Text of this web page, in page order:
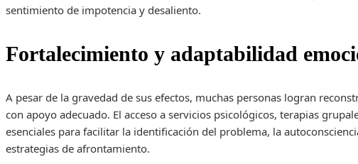
sentimiento de impotencia y desaliento.
Fortalecimiento y adaptabilidad
A pesar de la gravedad de sus efectos, muchas personas logran
con apoyo adecuado. El acceso a servicios psicológicos, terapias
esenciales para facilitar la identificación del problema, la
estrategias de afrontamiento.